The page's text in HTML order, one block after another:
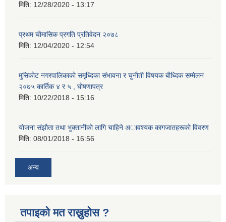
मिति: 12/28/2020 - 13:17
प्रथम चाैमासिक प्रगति प्रतिवेदन २०७८
मिति: 12/04/2020 - 12:54
मुसिकाेट नगरपालिकाकाे समृध्दिका संभावना र चुनाैती विषयक बाैध्दिक सम्मेलन
२०७५ कार्तिक ४ र ५ , घाेषणापत्र
मिति: 10/22/2018 - 15:16
याेजना संझाैता तथा भुक्तानीकाे लागि चाहिने अावश्यक कागजातहरूकाे विवरण
मिति: 08/01/2018 - 16:56
अन्य
तपाइको मत राख्नुहोस ?